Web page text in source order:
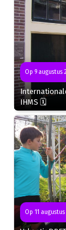
Op 9 augustus
IHMS 🗓
Op 11